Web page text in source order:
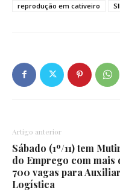
reprodução em cativeiro
Artigo anterior
Sábado (1º/11) tem
do Emprego com mais
700 vagas para
Logística